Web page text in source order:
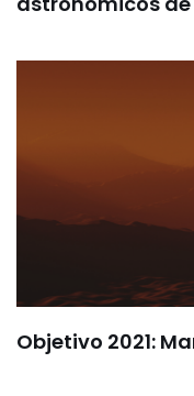
Objetivo 2021: